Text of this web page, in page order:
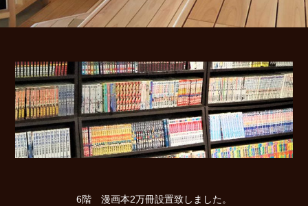
6階 漫画本2万冊設置致しました。